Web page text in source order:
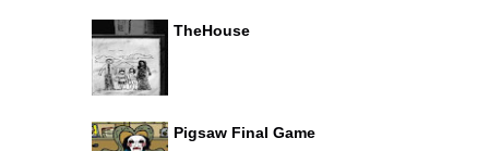
TheHouse
Pigsaw Final Game